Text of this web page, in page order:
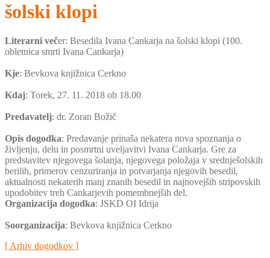
šolski klopi
Literarni večer: Besedila Ivana Cankarja na šolski klopi (100.
obletnica smrti Ivana Cankarja)
Kje: Bevkova knjižnica Cerkno
Kdaj: Torek, 27. 11. 2018 ob 18.00
Predavatelj: dr. Zoran Božič
Opis dogodka: Predavanje prinaša nekatera nova spoznanja o
življenju, delu in posmrtni uveljavitvi Ivana Cankarja. Gre za
predstavitev njegovega šolanja, njegovega položaja v srednješolskih
berilih, primerov cenzuriranja in potvarjanja njegovih besedil,
aktualnosti nekaterih manj znanih besedil in najnovejših stripovskih
upodobitev treh Cankarjevih pomembnejših del.
Organizacija dogodka: JSKD OI Idrija
Soorganizacija: Bevkova knjižnica Cerkno
[ Arhiv dogodkov ]